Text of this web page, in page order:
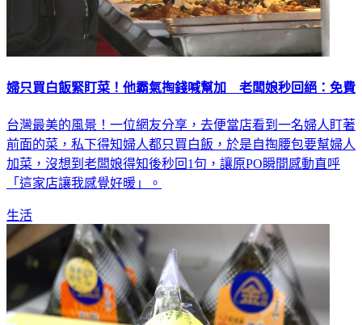
婦只買白飯緊盯菜！他霸氣掏錢喊幫加 老闆娘秒回絕：免費
台灣最美的風景！一位網友分享，去便當店看到一名婦人盯著
前面的菜，私下得知婦人都只買白飯，於是自掏腰包要幫婦人
加菜，沒想到老闆娘得知後秒回1句，讓原PO瞬間感動直呼
「這家店讓我感覺好暖」。
生活